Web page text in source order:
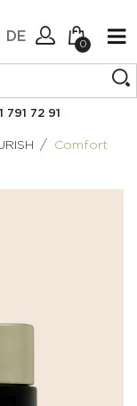
DE
0
791 72 91
/ Comfort